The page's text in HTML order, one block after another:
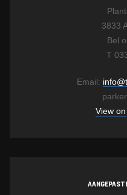
3833
Bel
T
Email:
View